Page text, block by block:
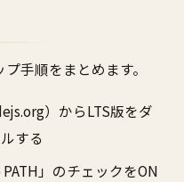
手順をまとめます。
）からLTS版をダ
する
」のチェックをON